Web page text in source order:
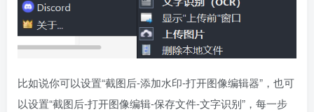
比如说你可以设置“截图后-添加水印-打开图像编辑器”，也可
以设置“截图后-打开图像编辑-保存文件-文字识别”，每一步